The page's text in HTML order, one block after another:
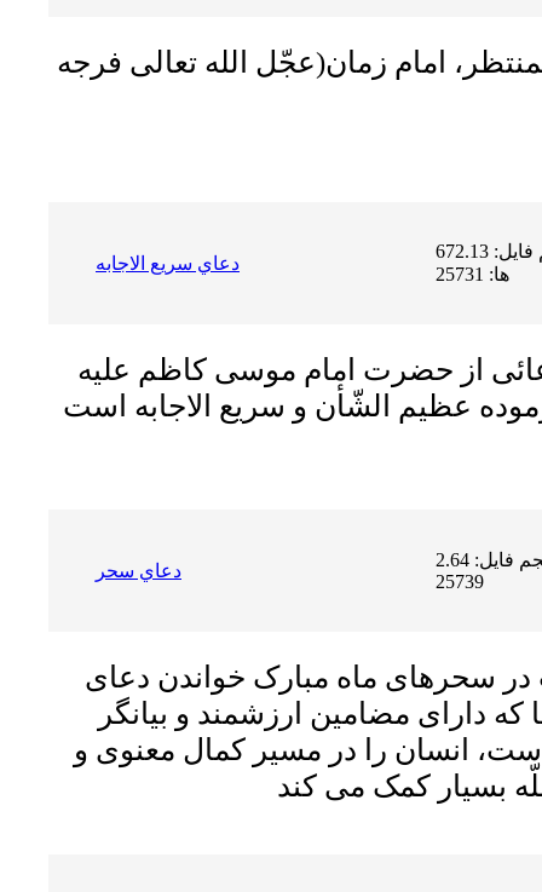
امام زمان(عجّل الله تعالى فرجه
دعاي سريع الاجابه
حجم فایل: 672.13 KB | دریافت
ها: 25731
از حضرت امام موسى كاظم عليه
دعاي سحر
حجم فایل: 2.64 MB | دریافت ها:
25739
سحرهاى ماه مبارک خواندن دعاى
داراى مضامین ارزشمند و بیانگر
انسان را در مسیر کمال معنوى و